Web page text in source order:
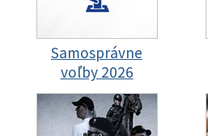
Samosprávne
voľby 2026